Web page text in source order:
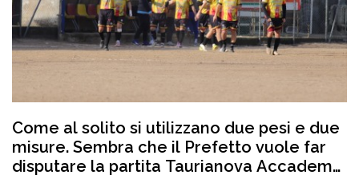
Come al solito si utilizzano due pesi e due
misure. Sembra che il Prefetto vuole far
disputare la partita Taurianova Accademy